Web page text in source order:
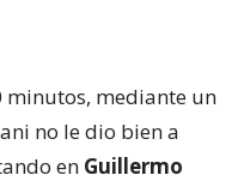
minutos, mediante un
no le dio bien a
en Guillermo